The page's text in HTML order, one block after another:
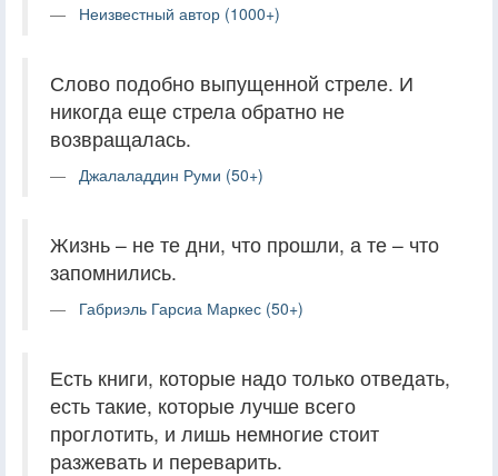
Неизвестный автор (1000+)
Слово подобно выпущенной стреле. И
никогда еще стрела обратно не
возвращалась.
Джалаладдин Руми (50+)
Жизнь – не те дни, что прошли, а те – что
запомнились.
Габриэль Гарсиа Маркес (50+)
Есть книги, которые надо только отведать,
есть такие, которые лучше всего
проглотить, и лишь немногие стоит
разжевать и переварить.